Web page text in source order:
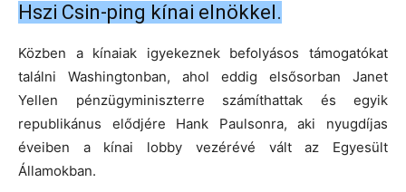
Hszi Csin-ping kínai elnökkel.
Közben a kínaiak igyekeznek befolyásos támogatókat
találni Washingtonban, ahol eddig elsősorban Janet
Yellen pénzügyminiszterre számíthattak és egyik
republikánus elődjére Hank Paulsonra, aki nyugdíjas
éveiben a kínai lobby vezérévé vált az Egyesült
Államokban.